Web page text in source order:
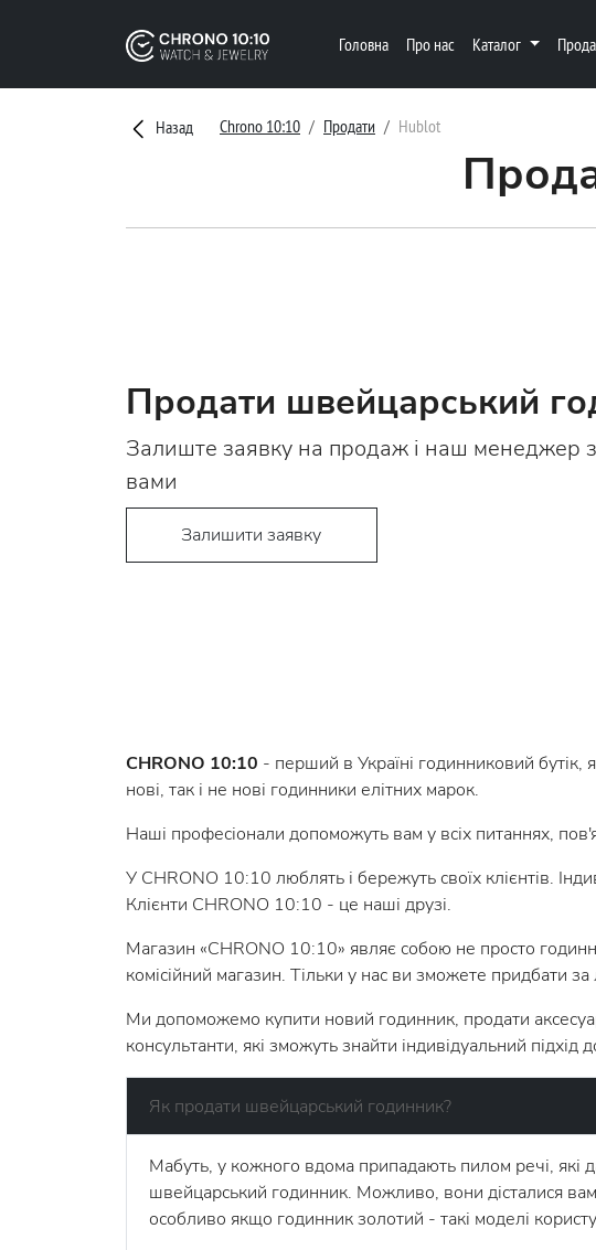
Головна Про нас Каталог
Назад Chrono 10:10 Продати Hublot
Продати швейцарський
Залиште заявку на продаж і наш менеджер
вами
Залишити заявку
CHRONO 10:10 - перший в Україні годинниковий
нові, так і не нові годинники елітних марок.
Наші професіонали допоможуть вам у всіх питаннях,
У CHRONO 10:10 люблять і бережуть своїх клієнтів.
Клієнти CHRONO 10:10 - це наші друзі.
Магазин «CHRONO 10:10» являє собою не просто
комісійний магазин. Тільки у нас ви зможете придбати
Ми допоможемо купити новий годинник, продати
консультанти, які зможуть знайти індивідуальний підхід
Як продати швейцарський годинник?
Мабуть, у кожного вдома припадають пилом речі,
швейцарський годинник. Можливо, вони дісталися вам
особливо якщо годинник золотий - такі моделі